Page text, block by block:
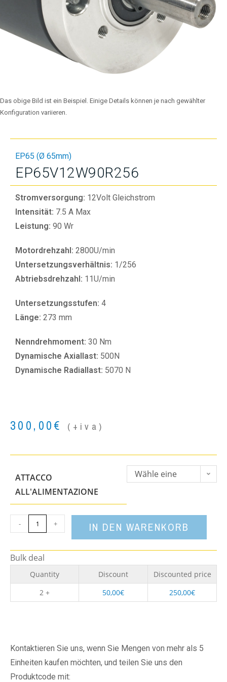
Das obige Bild ist ein Beispiel. Einige Details können je nach gewählter
Konfiguration variieren.
EP65 (Ø 65mm)
EP65V12W90R256
Stromversorgung: 12Volt Gleichstrom
Intensität: 7.5 A Max
Leistung: 90 Wr
Motordrehzahl: 2800U/min
Untersetzungsverhältnis: 1/256
Abtriebsdrehzahl: 11U/min
Untersetzungsstufen: 4
Länge: 273 mm
Nenndrehmoment: 30 Nm
Dynamische Axiallast: 500N
Dynamische Radiallast: 5070 N
300,00€ (+iva)
ATTACCO
ALL'ALIMENTAZIONE
Wähle eine
- + IN DEN WARENKORB
Bulk deal
Quantity Discount
Discounted price
2 +
50,00€ 250,00€
Kontaktieren Sie uns, wenn Sie Mengen von mehr als 5
Einheiten kaufen möchten, und teilen Sie uns den
Produktcode mit: